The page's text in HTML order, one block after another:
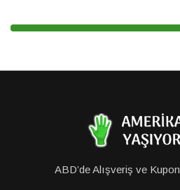
ABD’de Alışveriş ve